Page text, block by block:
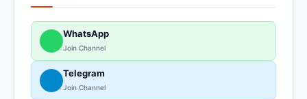
WhatsApp
Join Channel
Telegram
Join Channel